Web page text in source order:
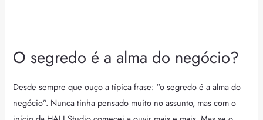
O segredo é a alma do negócio?
Desde sempre que ouço a típica frase: “o segredo é a alma do
negócio”. Nunca tinha pensado muito no assunto, mas com o
O
é
a